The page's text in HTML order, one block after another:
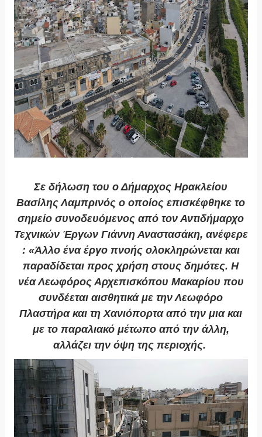
Σε δήλωση του ο Δήμαρχος Ηρακλείου
Βασίλης Λαμπρινός ο οποίος επισκέφθηκε το
σημείο συνοδευόμενος από τον Αντιδήμαρχο
Τεχνικών Έργων Γιάννη Αναστασάκη, ανέφερε
: «Άλλο ένα έργο πνοής ολοκληρώνεται και
παραδίδεται προς χρήση στους δημότες. Η
νέα Λεωφόρος Αρχεπισκόπου Μακαρίου που
συνδέεται αισθητικά με την Λεωφόρο
Πλαστήρα και τη Χανιόπορτα από την μια και
με το παραλιακό μέτωπο από την άλλη,
αλλάζει την όψη της περιοχής.